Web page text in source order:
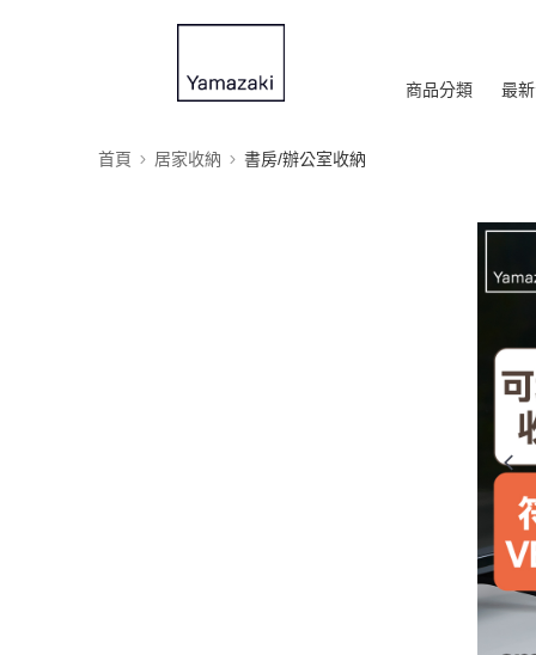
商品分類 最
首頁 居家收納 書房/辦公室收納